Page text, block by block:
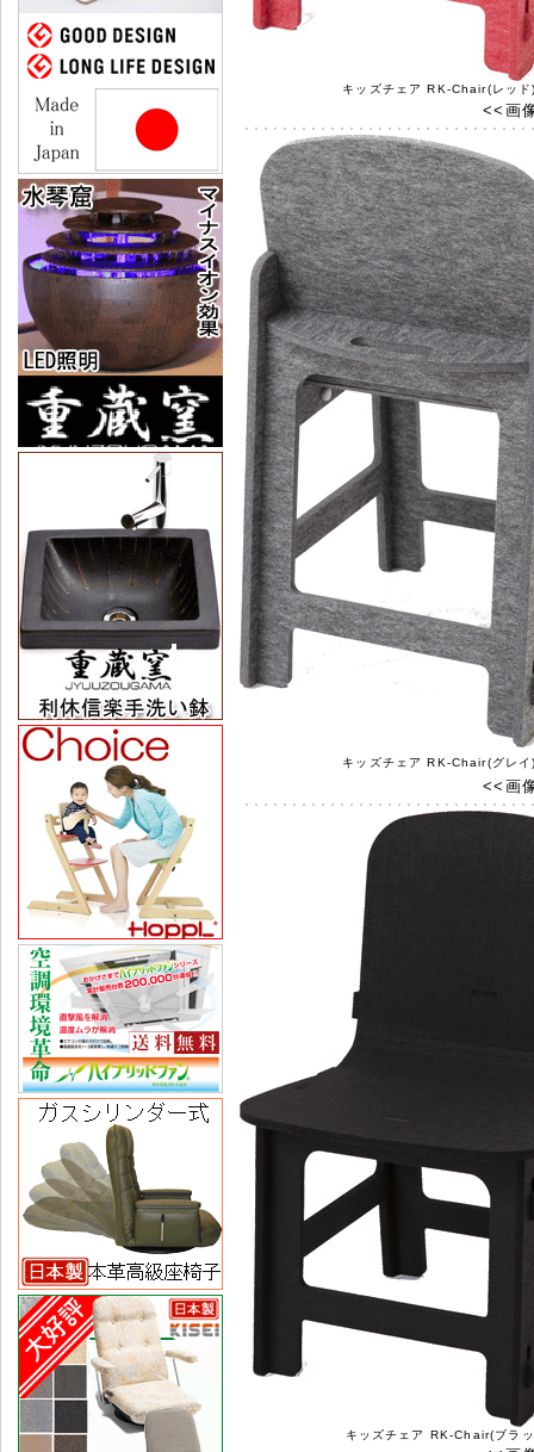
キッズチェア RK-Chair(レッド
<<画
キッズチェア RK-Chair(グレイ
<<画
キッズチェア RK-Chair(ブラ